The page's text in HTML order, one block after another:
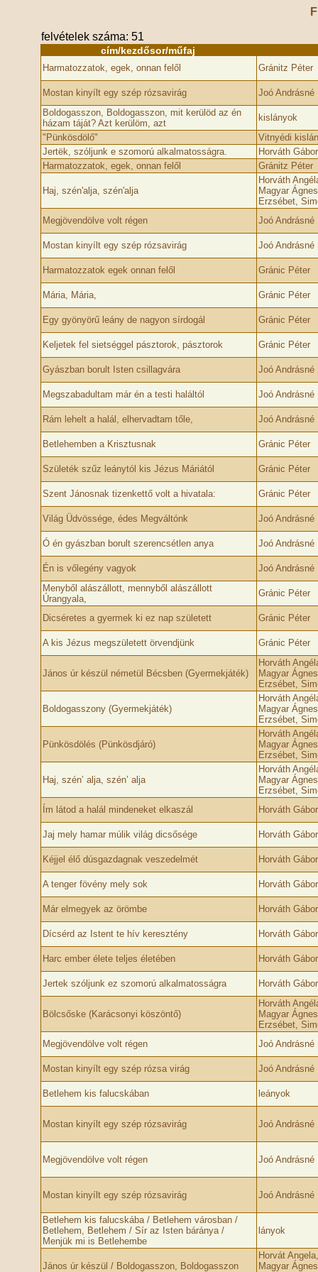
felvételek száma: 51
cím/kezdősor/műfaj
Harmatozzatok, egek, onnan felől Gránitz Péter
Mostan kinyílt egy szép rózsavirág
Joó Andrásné
Boldogasszon, Boldogasszon, mit kerülöd az én
házam táját? Azt kerülöm, azt
kislányok
"Pünkösdölő"
Vitnyédi
Jertëk, szóljunk e szomorú alkalmatosságra.
Horváth
Harmatozzatok, egek, onnan felől
Gránitz Péter
Haj, szén'alja, szén'alja
Horváth
Magyar
Erzsébet,
Megjövendölve volt régen
Joó Andrásné
Mostan kinyílt egy szép rózsavirág Joó Andrásné
Harmatozzatok egek onnan felől Gránic Péter
Mária, Mária, Gránic Péter
Egy gyönyörű leány de nagyon sírdogál Gránic Péter
Keljetek fel sietséggel pásztorok, pásztorok Gránic Péter
Gyászban borult Isten csillagvára Joó Andrásné
Megszabadultam már én a testi haláltól Joó Andrásné
Rám lehelt a halál, elhervadtam tőle, Joó Andrásné
Betlehemben a Krisztusnak Gránic Péter
Születék szűz leánytól kis Jézus Máriától Gránic Péter
Szent Jánosnak tizenkettő volt a hivatala: Gránic Péter
Világ Üdvössége, édes Megváltónk Joó Andrásné
Ó én gyászban borult szerencsétlen anya Joó Andrásné
Én is vőlegény vagyok
Joó Andrásné
Menyből alászállott, mennyből alászállott
Úrangyala,
Gránic Péter
Dicséretes a gyermek ki ez nap született Gránic Péter
A kis Jézus megszületett örvendjünk Gránic Péter
János úr készül németül Bécsben (Gyermekjáték)
Horváth
Magyar
Erzsébet,
Boldogasszony (Gyermekjáték)
Horváth
Magyar
Erzsébet,
Pünkösdölés (Pünkösdjáró)
Horváth
Magyar
Erzsébet,
Haj, szén’ alja, szén’ alja
Horváth
Magyar
Erzsébet,
Ím látod a halál mindeneket elkaszál
Horváth
Jaj mely hamar múlik világ dicsősége Horváth
Kéjjel élő dúsgazdagnak veszedelmét Horváth
A tenger fövény mely sok Horváth
Már elmegyek az örömbe Horváth
Dícsérd az Istent te hív keresztény Horváth
Harc ember élete teljes életében Horváth
Jertek szóljunk ez szomorú alkalmatosságra Horváth
Bölcsőske (Karácsonyi köszöntő)
Horváth
Magyar
Erzsébet,
Megjövendölve volt régen
Joó Andrásné
Mostan kinyílt egy szép rózsa virág Joó Andrásné
Betlehem kis falucskában leányok
Mostan kinyílt egy szép rózsavirág Joó Andrásné
Megjövendölve volt régen Joó Andrásné
Mostan kinyílt egy szép rózsavirág Joó Andrásné
Betlehem kis falucskába / Betlehem városban /
Betlehem, Betlehem / Sír az Isten báránya /
Menjük mi is Betlehembe
lányok
János úr készül / Boldogasszon, Boldogasszon
Horvát
Magyar